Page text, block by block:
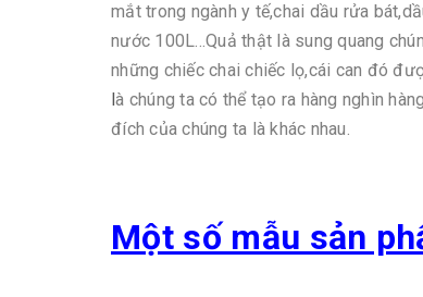
mắt trong ngành y tế,chai dầu rửa
nước 100L...Quả thật là sung quang
những chiếc chai chiếc lọ,cái can đó
là chúng ta có thể tạo ra hàng nghìn
đích của chúng ta là khác nhau.
Một số mẫu sản